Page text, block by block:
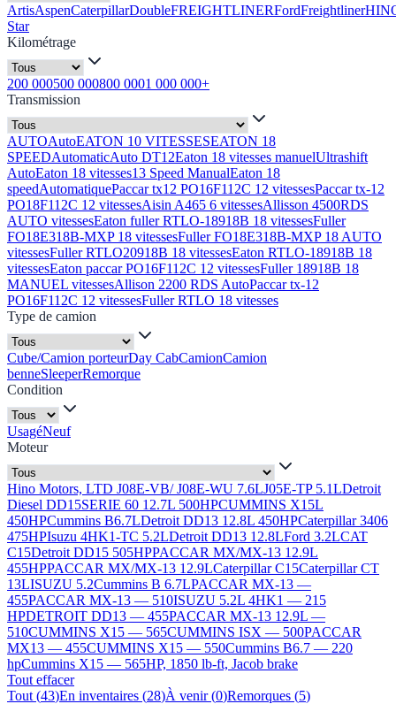
ArtisAspenCaterpillarDoubleFREIGHTLINERFordFreightliner
Star
Kilométrage
200 000500 000800 0001 000 000+
Transmission
AUTOAutoEATON 10 VITESSESEATON 18
SPEEDAutomaticAuto DT12Eaton 18 vitesses manuelUltrashift
AutoEaton 18 vitesses13 Speed ManualEaton 18
speedAutomatiquePaccar tx12 PO16F112C 12 vitessesPaccar tx-12
PO18F112C 12 vitessesAisin A465 6 vitessesAllisson 4500RDS
AUTO vitessesEaton fuller RTLO-18918B 18 vitessesFuller
FO18E318B-MXP 18 vitessesFuller FO18E318B-MXP 18 AUTO
vitessesFuller RTLO20918B 18 vitessesEaton RTLO-18918B 18
vitessesEaton paccar PO16F112C 12 vitessesFuller 18918B 18
MANUEL vitessesAllison 2200 RDS AutoPaccar tx-12
PO16F112C 12 vitessesFuller RTLO 18 vitesses
Type de camion
Cube/Camion porteurDay CabCamionCamion
benneSleeperRemorque
Condition
UsagéNeuf
Moteur
Hino Motors, LTD J08E-VB/ J08E-WU 7.6LJ05E-TP 5.1LDetroit
Diesel DD15SERIE 60 12.7L 500HPCUMMINS X15L
450HPCummins B6.7LDetroit DD13 12.8L 450HPCaterpillar 3406
475HPIsuzu 4HK1-TC 5.2LDetroit DD13 12.8LFord 3.2LCAT
C15Detroit DD15 505HPPACCAR MX/MX-13 12.9L
455HPPACCAR MX/MX-13 12.9LCaterpillar C15Caterpillar CT
13LISUZU 5.2Cummins B 6.7LPACCAR MX-13 —
455PACCAR MX-13 — 510ISUZU 5.2L 4HK1 — 215
HPDETROIT DD13 — 455PACCAR MX-13 12.9L —
510CUMMINS X15 — 565CUMMINS ISX — 500PACCAR
MX13 — 455CUMMINS X15 — 550Cummins B6.7 — 220
hpCummins X15 — 565HP, 1850 lb-ft, Jacob brake
Tout effacer
Tout (43)En inventaires (28)À venir (0)Remorques (5)